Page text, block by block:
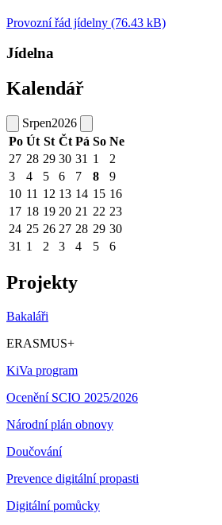
Provozní řád jídelny (76.43 kB)
Jídelna
Kalendář
Srpen2026
Po Út St Čt Pá So Ne
27 28 29 30 31 1
2
3
4 5 6 7 8
9
10 11 12 13 14 15 16
17 18 19 20 21 22 23
24 25 26 27 28 29 30
31 1 2 3 4 5 6
Projekty
Bakaláři
ERASMUS+
KiVa program
Ocenění SCIO 2025/2026
Národní plán obnovy
Doučování
Prevence digitální propasti
Digitální pomůcky